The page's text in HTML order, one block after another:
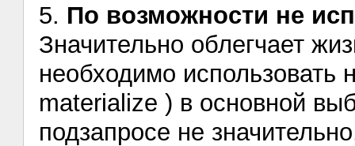
5. По возможности не
Значительно облегчает
необходимо использовать
materialize ) в основной
подзапросе не